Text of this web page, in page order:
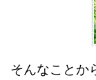
そんなことか